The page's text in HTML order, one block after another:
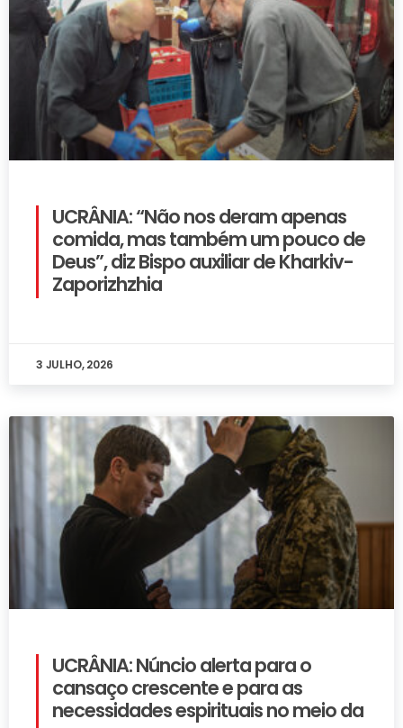
UCRÂNIA: “Não nos deram apenas
comida, mas também um pouco de
Deus”, diz Bispo auxiliar de Kharkiv-
Zaporizhzhia
3 JULHO, 2026
UCRÂNIA: Núncio alerta para o
cansaço crescente e para as
necessidades espirituais no meio da